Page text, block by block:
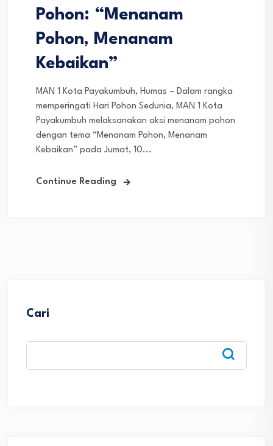
Pohon: “Menanam
Pohon, Menanam
Kebaikan”
MAN 1 Kota Payakumbuh, Humas – Dalam rangka
memperingati Hari Pohon Sedunia, MAN 1 Kota
Payakumbuh melaksanakan aksi menanam pohon
dengan tema “Menanam Pohon, Menanam
Kebaikan” pada Jumat, 10...
Continue Reading
Cari